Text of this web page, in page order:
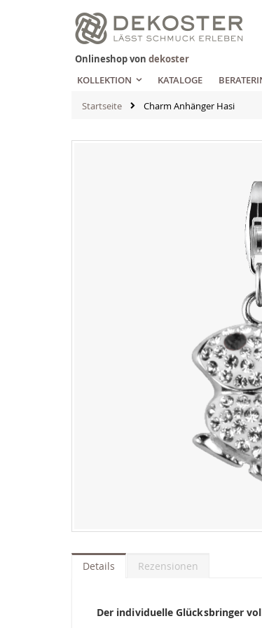
Zum
Inhalt
springen
Onlineshop von dekoster
KOLLEKTION
KATALOGE
Startseite Charm Anhänger Hasi
Anfang
derDetails
Der individuelle Glücksbringer
Rezensionen